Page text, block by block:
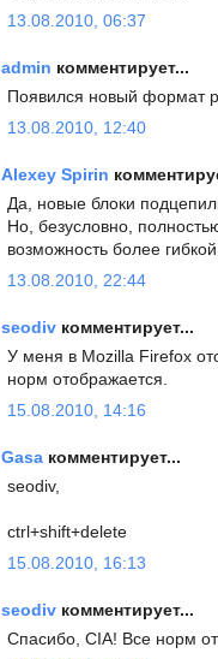
13.08.2010, 06:37
admin комментирует...
Появился новый формат
13.08.2010, 12:40
Alexey Spirin
Да, новые блоки
Но, безусловно,
возможность более
13.08.2010, 22:44
seodiv комментирует...
У меня в Mozilla Firefox
норм отображается.
15.08.2010, 14:16
Gasa комментирует...
seodiv,
ctrl+shift+delete
15.08.2010, 16:13
seodiv комментирует...
Спасибо, CIA! Все норм